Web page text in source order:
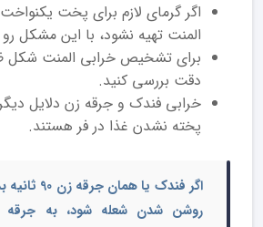
اگر گرمای لازم برای پخت
المنت تهیه نشود، با این مشکل
برای تشخیص خرابی المنت شکل
دقت بررسی کنید.
خرابی فندک و جرقه زن دلایل
پخته نشدن غذا در فر هستند.
اگر فندک یا
روشن شدن شعله شود، به جرقه